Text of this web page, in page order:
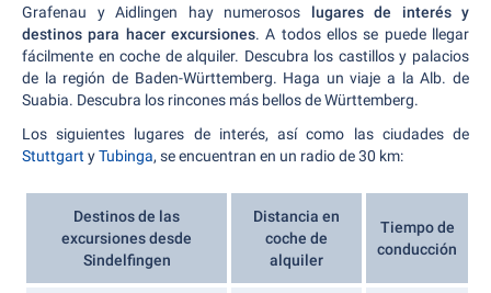
Grafenau y Aidlingen hay numerosos lugares de interés y
destinos para hacer excursiones. A todos ellos se puede llegar
fácilmente en coche de alquiler. Descubra los castillos y palacios
de la región de Baden-Württemberg. Haga un viaje a la Alb. de
Suabia. Descubra los rincones más bellos de Württemberg.
Los siguientes lugares de interés, así como las ciudades de
Stuttgart yTubinga, se encuentran en un radio de 30 km:
Destinos de las
excursiones desde
Sindelfingen
Distancia en
coche de
alquiler
Tiempo de
conducción